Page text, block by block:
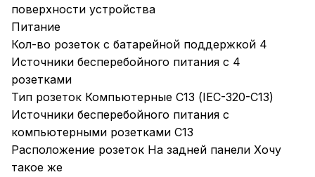
поверхности устройства
Питание
Кол-во розеток с батарейной поддержкой 4
Источники бесперебойного питания с 4
розетками
Тип розеток Компьютерные С13 (IEC-320-C13)
Источники бесперебойного питания с
компьютерными розетками С13
Расположение розеток На задней панели Хочу
такое же